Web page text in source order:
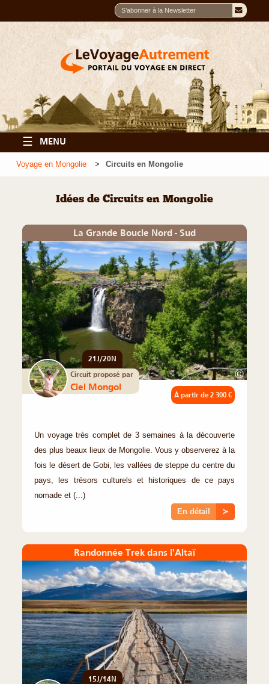
☰ MENU
Voyage en Mongolie Circuits en Mongolie
Idées de Circuits en Mongolie
La Grande Boucle Nord - Sud
©
21J/20N
Circuit proposé par
Ciel Mongol
À partir de 2 300 €
Un voyage très complet de 3 semaines à la découverte
des plus beaux lieux de Mongolie. Vous y observerez à la
fois le désert de Gobi, les vallées de steppe du centre du
pays, les trésors culturels et historiques de ce pays
nomade et (...)
En détail ≻
Randonnée Trek dans l'Altaï
15J/14N